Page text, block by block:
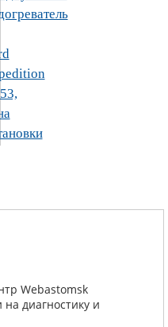
Webastomsk
диагностику и